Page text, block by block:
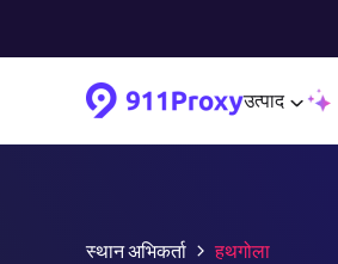
उत्पाद
स्थान अभिकर्ता हथगोला